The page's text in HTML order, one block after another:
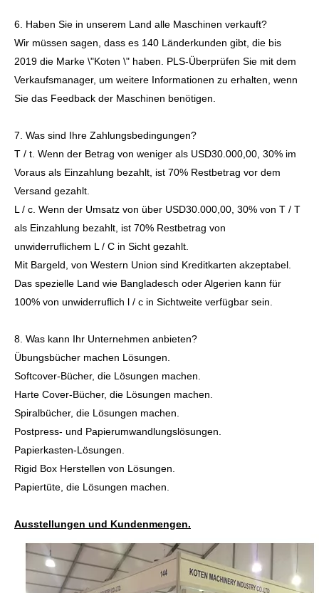
6. Haben Sie in unserem Land alle Maschinen verkauft?
Wir müssen sagen, dass es 140 Länderkunden gibt, die bis
2019 die Marke \"Koten \" haben. PLS-Überprüfen Sie mit dem
Verkaufsmanager, um weitere Informationen zu erhalten, wenn
Sie das Feedback der Maschinen benötigen.
7. Was sind Ihre Zahlungsbedingungen?
T / t. Wenn der Betrag von weniger als USD30.000,00, 30% im
Voraus als Einzahlung bezahlt, ist 70% Restbetrag vor dem
Versand gezahlt.
L / c. Wenn der Umsatz von über USD30.000,00, 30% von T / T
als Einzahlung bezahlt, ist 70% Restbetrag von
unwiderruflichem L / C in Sicht gezahlt.
Mit Bargeld, von Western Union sind Kreditkarten akzeptabel.
Das spezielle Land wie Bangladesch oder Algerien kann für
100% von unwiderruflich l / c in Sichtweite verfügbar sein.
8. Was kann Ihr Unternehmen anbieten?
Übungsbücher machen Lösungen.
Softcover-Bücher, die Lösungen machen.
Harte Cover-Bücher, die Lösungen machen.
Spiralbücher, die Lösungen machen.
Postpress- und Papierumwandlungslösungen.
Papierkasten-Lösungen.
Rigid Box Herstellen von Lösungen.
Papiertüte, die Lösungen machen.
Ausstellungen und Kundenmengen.